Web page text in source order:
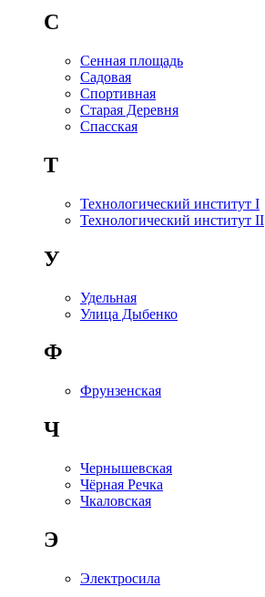
С
Сенная площадь
Садовая
Спортивная
Старая Деревня
Спасская
Т
Технологический институт I
Технологический институт II
У
Удельная
Улица Дыбенко
Ф
Фрунзенская
Ч
Чернышевская
Чёрная Речка
Чкаловская
Э
Электросила